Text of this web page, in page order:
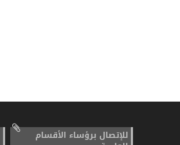
للإتصال برؤساء الأقسام